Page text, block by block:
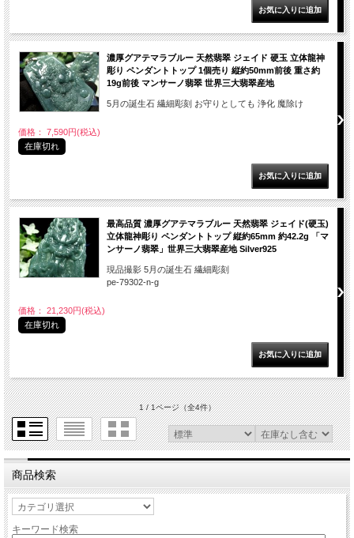
濃厚グアテマラブルー 天然翡翠 ジェイド 硬玉 立体龍神
彫り ペンダントトップ 1個売り 縦約50mm前後 重さ約
19g前後 マンサーノ翡翠 世界三大翡翠産地
5月の誕生石 繊細彫刻 お守りとしても 浄化 魔除け
価格： 7,590円(税込)
在庫切れ
最高品質 濃厚グアテマラブルー 天然翡翠 ジェイド(硬玉)
立体龍神彫り ペンダントトップ 縦約65mm 約42.2g 「マ
ンサーノ翡翠」世界三大翡翠産地 Silver925
現品撮影 5月の誕生石 繊細彫刻
pe-79302-n-g
価格： 21,230円(税込)
在庫切れ
1 / 1ページ（全4件）
商品検索
キーワード検索